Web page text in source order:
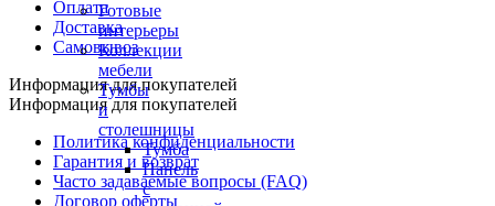
Готовые
интерьеры
Коллекции
мебели
Тумбы
и
столешницы
Тумба
Панель
с
Оплата
Доставка
Самовывоз
Информация для покупателей
Информация для покупателей
Политика конфиденциальности
Гарантия и возврат
Часто задаваемые вопросы (FAQ)
Договор оферты